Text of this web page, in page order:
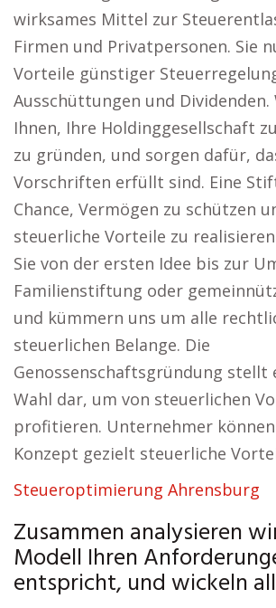
wirksames Mittel zur
Firmen und Privatpersonen. Sie
Vorteile günstiger
Ausschüttungen und Dividenden.
Ihnen, Ihre Holdinggesellschaft
zu gründen, und sorgen dafür,
Vorschriften erfüllt sind. Eine
Chance, Vermögen zu schützen
steuerliche Vorteile zu
Sie von der ersten Idee bis zur
Familienstiftung oder
und kümmern uns um alle
steuerlichen Belange. Die
Genossenschaftsgründung
Wahl dar, um von steuerlichen
profitieren. Unternehmer
Konzept gezielt steuerliche
Steueroptimierung Ahrensburg
Zusammen analysieren
Modell Ihren
entspricht, und wickeln